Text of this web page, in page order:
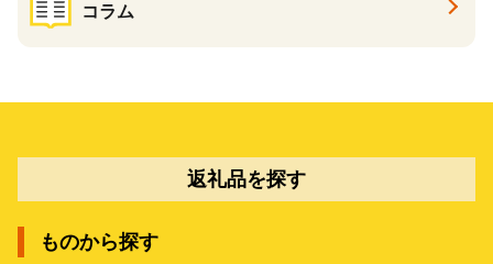
コラム
返礼品を探す
ものから探す